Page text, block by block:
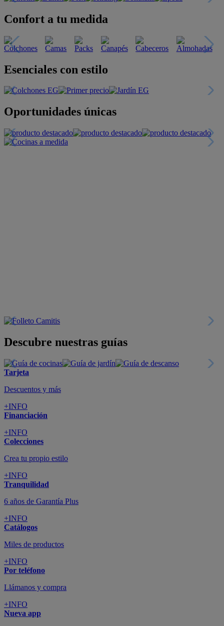
Confort a tu medida
Esenciales con estilo
Oportunidades únicas
Descubre nuestras guías
Tarjeta
Descuentos y más
+INFO
Financiación
+INFO
Colecciones
Crea tu propio estilo
+INFO
Tranquilidad
6 años de Garantía Plus
+INFO
Catálogos
Miles de productos
+INFO
Por teléfono
Llámanos y compra
+INFO
Nueva app